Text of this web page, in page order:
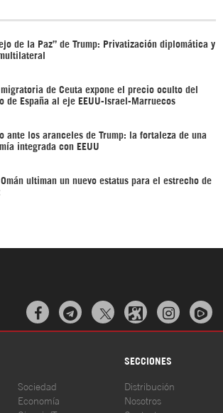
de la Paz” de Trump: Privatización diplomática y
de Ceuta expone el precio oculto del
de España al eje EEUU-Israel-Marruecos
ante los aranceles de Trump: la fortaleza de una
integrada con EEUU
Omán ultiman un nuevo estatus para el estrecho de
  
SECCIONES
Sociedad
Economía
Distribución
Nosotros